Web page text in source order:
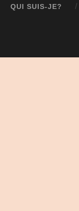
QUI SUIS-JE?